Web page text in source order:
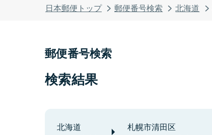
日本郵便トップ 郵便番号検索 北海道
郵便番号検索
検索結果
北海道 札幌市清田区